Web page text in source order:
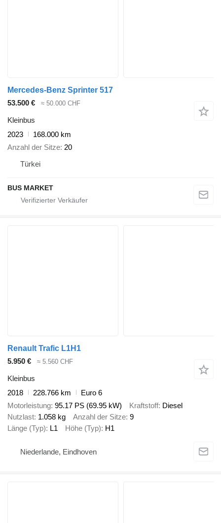
Mercedes-Benz Sprinter 517
53.500 €
≈ 50.000 CHF
Kleinbus
2023
168.000 km
Anzahl der Sitze 20
Türkei
BUS MARKET
Renault Trafic L1H1
5.950 €
≈ 5.560 CHF
Kleinbus
2018
228.766 km
Euro 6
Motorleistung 95.17 PS (69.95 kW) Kraftstoff Diesel
Nutzlast 1.058 kg Anzahl der Sitze 9
Länge (Typ) L1 Höhe (Typ) H1
Niederlande, Eindhoven